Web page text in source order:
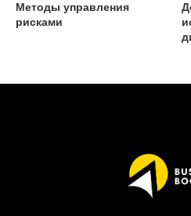
Методы управления
рисками